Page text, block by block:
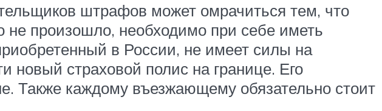
штрафов может омрачиться тем, что
не произошло, необходимо при себе иметь
в России, не имеет силы на
новый страховой полис на границе. Его
Также каждому въезжающему обязательно стоит